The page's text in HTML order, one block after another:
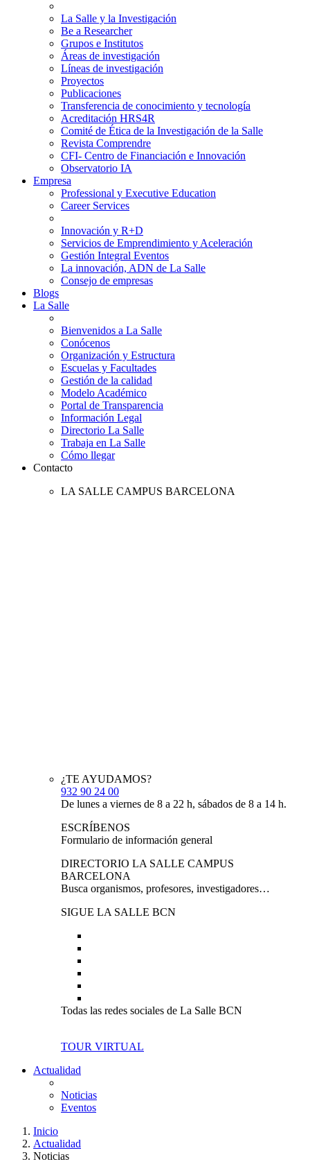
La Salle y la Investigación
Be a Researcher
Grupos e Institutos
Áreas de investigación
Líneas de investigación
Proyectos
Publicaciones
Transferencia de conocimiento y tecnología
Acreditación HRS4R
Comité de Ética de la Investigación de la Salle
Revista Comprendre
CFI- Centro de Financiación e Innovación
Observatorio IA
Empresa
Professional y Executive Education
Career Services
Innovación y R+D
Servicios de Emprendimiento y Aceleración
Gestión Integral Eventos
La innovación, ADN de La Salle
Consejo de empresas
Blogs
La Salle
Bienvenidos a La Salle
Conócenos
Organización y Estructura
Escuelas y Facultades
Gestión de la calidad
Modelo Académico
Portal de Transparencia
Información Legal
Directorio La Salle
Trabaja en La Salle
Cómo llegar
Contacto
LA SALLE CAMPUS BARCELONA
¿TE AYUDAMOS?
932 90 24 00
De lunes a viernes de 8 a 22 h, sábados de 8 a 14 h.
ESCRÍBENOS
Formulario de información general
DIRECTORIO LA SALLE CAMPUS
BARCELONA
Busca organismos, profesores, investigadores…
SIGUE LA SALLE BCN
Todas las redes sociales de La Salle BCN
TOUR VIRTUAL
Actualidad
Noticias
Eventos
Inicio
Actualidad
Noticias